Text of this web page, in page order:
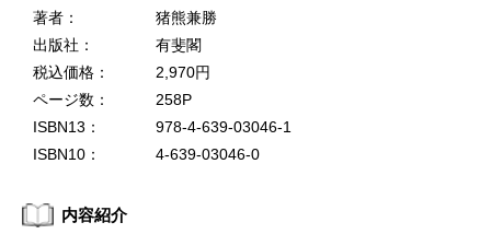
著者：
猪熊兼勝
出版社：
有斐閣
税込価格：
2,970円
ページ数：
258P
ISBN13：
978-4-639-03046-1
ISBN10：
4-639-03046-0
内容紹介